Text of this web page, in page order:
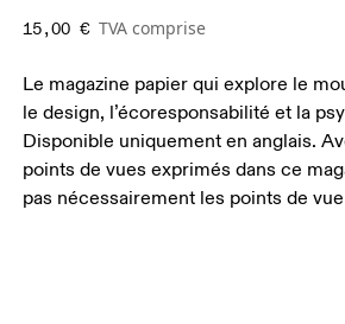
15,00 € TVA comprise
Le magazine papier qui explore le
le design, l’écoresponsabilité et la
Disponible uniquement en anglais.
points de vues exprimés dans ce
pas nécessairement les points de